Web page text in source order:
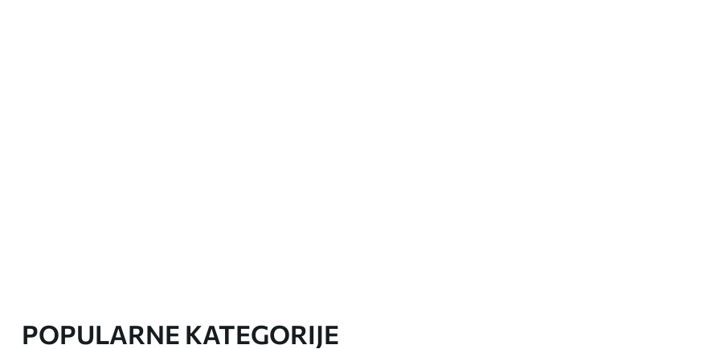
POPULARNE KATEGORIJE